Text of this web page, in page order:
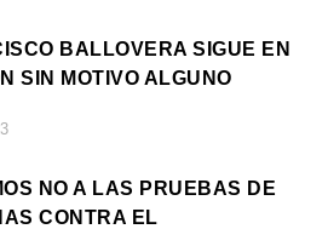
BALLOVERA SIGUE EN
SIN MOTIVO ALGUNO
NO A LAS PRUEBAS DE
CONTRA EL